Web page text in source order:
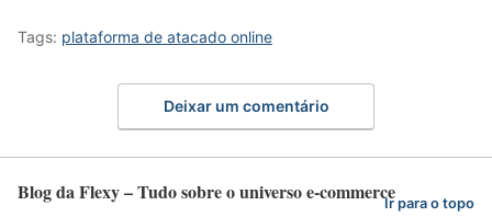
Tags: plataforma de atacado online
Deixar um comentário
Blog da Flexy – Tudo sobre o universo e-commerceIr para o topo